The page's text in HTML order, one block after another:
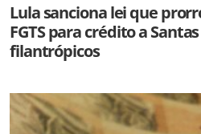
Lula sanciona lei que
FGTS para crédito a
filantrópicos